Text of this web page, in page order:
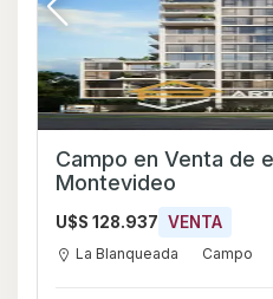
Campo en Venta de en La Blanqueada,
Montevideo
U$S 128.937 VENTA
La Blanqueada Campo